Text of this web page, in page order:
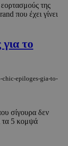
της
που έχει γίνει
το
chic-epiloges-gia-to-
σίγουρα δεν
τα 5 κομψά
Inc.